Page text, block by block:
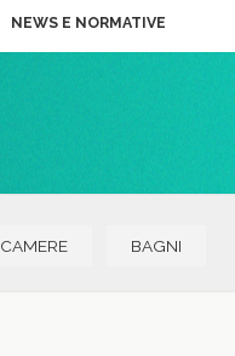
NEWS E NORMATIVE
CAMERE BAGNI